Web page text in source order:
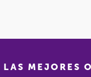
MEJORES